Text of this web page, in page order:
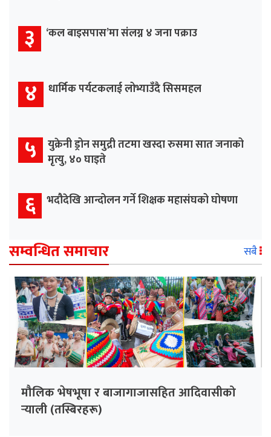
३ ‘कल बाइसपास’मा संलग्न ४ जना पक्राउ
४ धार्मिक पर्यटकलाई लोभ्याउँदै सिसमहल
५ युक्रेनी ड्रोन समुद्री तटमा खस्दा रुसमा सात जनाको
मृत्यु, ४० घाइते
६ भदौदेखि आन्दोलन गर्ने शिक्षक महासंघको घोषणा
सम्वन्धित समाचार सबै
मौलिक भेषभूषा र बाजागाजासहित आदिवासीको
र्‍याली (तस्बिरहरू)